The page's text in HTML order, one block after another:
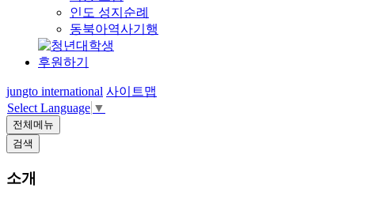
인도 성지순례
동북아역사기행
후원하기
jungto international 사이트맵
Select Language ▼
전체메뉴
검색
소개